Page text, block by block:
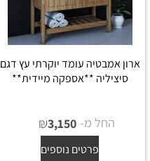
ארון אמבטיה עומד יוקרתי עץ דגם
סיציליה **אספקה מיידית**
החל מ- ₪3,150
פרטים נוספים